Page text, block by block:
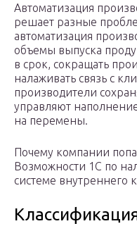
Автоматизация
решает разные
автоматизация
объемы выпуска
в срок, сокращать
налаживать связь с
производители
управляют
на перемены.
Почему компании
Возможности 1С по
системе внутреннего